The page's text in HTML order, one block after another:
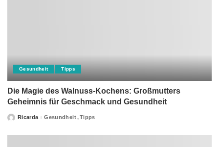
Gesundheit Tipps
Die Magie des Walnuss-Kochens: Großmutters
Geheimnis für Geschmack und Gesundheit
PostedRicarda Gesundheit Tipps